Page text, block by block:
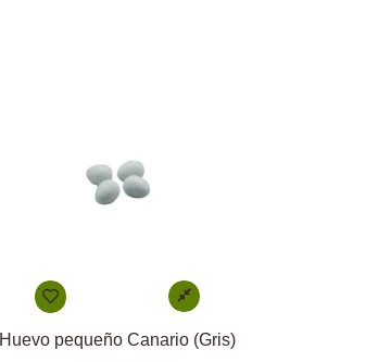
Huevo pequeño Canario (Gris)